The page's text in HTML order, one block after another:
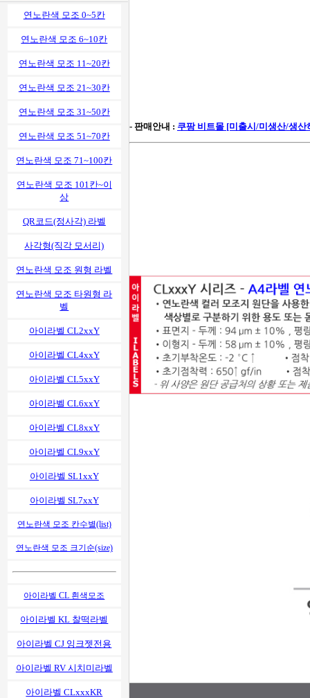
연노란색 모조 0~5칸
연노란색 모조 6~10칸
연노란색 모조 11~20칸
연노란색 모조 21~30칸
연노란색 모조 31~50칸
연노란색 모조 51~70칸
연노란색 모조 71~100칸
연노란색 모조 101칸~이
상
QR코드(정사각) 라벨
사각형(직각 모서리)
연노란색 모조 원형 라벨
연노란색 모조 타원형 라
벨
아이라벨 CL2xxY
아이라벨 CL4xxY
아이라벨 CL5xxY
아이라벨 CL6xxY
아이라벨 CL8xxY
아이라벨 CL9xxY
아이라벨 SL1xxY
아이라벨 SL7xxY
연노란색 모조 칸수별(list)
연노란색 모조 크기순(size)
아이라벨 CL 흰색모조
아이라벨 KL 찰떡라벨
아이라벨 CJ 잉크젯전용
아이라벨 RV 시치미라벨
아이라벨 CLxxxKR
- 판매안내 : 쿠팡 비트몰 [미출시/미생산/생